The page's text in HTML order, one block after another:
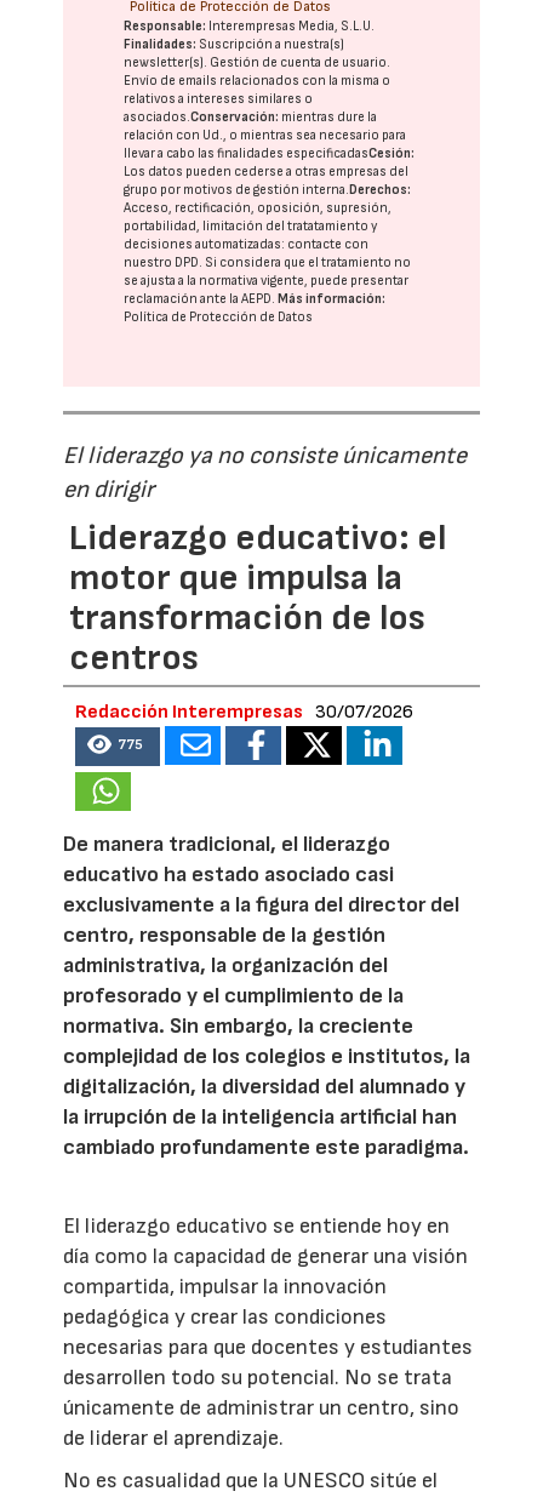
Política de Protección de Datos
Responsable: Interempresas Media, S.L.U.
Finalidades: Suscripción a nuestra(s)
newsletter(s). Gestión de cuenta de usuario.
Envío de emails relacionados con la misma o
relativos a intereses similares o
asociados.Conservación: mientras dure la
relación con Ud., o mientras sea necesario para
llevar a cabo las finalidades especificadasCesión:
Los datos pueden cederse a otras empresas del
grupo por motivos de gestión interna.Derechos:
Acceso, rectificación, oposición, supresión,
portabilidad, limitación del tratatamiento y
decisiones automatizadas: contacte con
nuestro DPD. Si considera que el tratamiento no
se ajusta a la normativa vigente, puede presentar
reclamación ante laAEPD.Más información:
Política de Protección de Datos
El liderazgo ya no consiste únicamente
en dirigir
Liderazgo educativo: el
motor que impulsa la
transformación de los
centros
Redacción Interempresas 30/07/2026
775
De manera tradicional, el liderazgo
educativo ha estado asociado casi
exclusivamente a la figura del director del
centro, responsable de la gestión
administrativa, la organización del
profesorado y el cumplimiento de la
normativa. Sin embargo, la creciente
complejidad de los colegios e institutos, la
digitalización, la diversidad del alumnado y
la irrupción de la inteligencia artificial han
cambiado profundamente este paradigma.
El liderazgo educativo se entiende hoy en
día como la capacidad de generar una visión
compartida, impulsar la innovación
pedagógica y crear las condiciones
necesarias para que docentes y estudiantes
desarrollen todo su potencial. No se trata
únicamente de administrar un centro, sino
de liderar el aprendizaje.
No es casualidad que la UNESCO sitúe el